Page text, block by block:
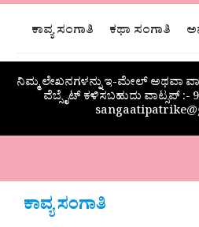
ಕಾವ್ಯ ಸಂಗಾತಿ ಕಥಾ ಸಂಗಾತಿ
ನಿಮ್ಮ ಲೇಖನಗಳನ್ನು ಇ-ಮೇಲ್ ಅಥವಾ
ವೆಬ್ಸೈಟ್ ಕಳಿಸಬಹುದು ವಾಟ್ಸಪ್‌ :-
ಕಾವ್ಯ ಸಂಗಾತಿ